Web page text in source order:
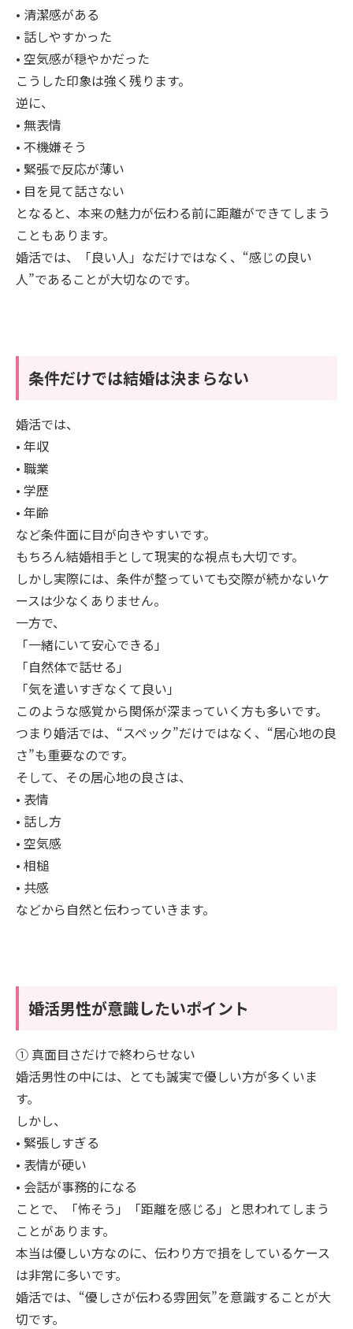
• 清潔感がある
• 話しやすかった
• 空気感が穏やかだった
こうした印象は強く残ります。
逆に、
• 無表情
• 不機嫌そう
• 緊張で反応が薄い
• 目を見て話さない
となると、本来の魅力が伝わる前に距離ができてしまう
こともあります。
婚活では、「良い人」なだけではなく、“感じの良い
人”であることが大切なのです。
条件だけでは結婚は決まらない
婚活では、
• 年収
• 職業
• 学歴
• 年齢
など条件面に目が向きやすいです。
もちろん結婚相手として現実的な視点も大切です。
しかし実際には、条件が整っていても交際が続かないケ
ースは少なくありません。
一方で、
「一緒にいて安心できる」
「自然体で話せる」
「気を遣いすぎなくて良い」
このような感覚から関係が深まっていく方も多いです。
つまり婚活では、“スペック”だけではなく、“居心地の良
さ”も重要なのです。
そして、その居心地の良さは、
• 表情
• 話し方
• 空気感
• 相槌
• 共感
などから自然と伝わっていきます。
婚活男性が意識したいポイント
① 真面目さだけで終わらせない
婚活男性の中には、とても誠実で優しい方が多くいま
す。
しかし、
• 緊張しすぎる
• 表情が硬い
• 会話が事務的になる
ことで、「怖そう」「距離を感じる」と思われてしまう
ことがあります。
本当は優しい方なのに、伝わり方で損をしているケース
は非常に多いです。
婚活では、“優しさが伝わる雰囲気”を意識することが大
切です。